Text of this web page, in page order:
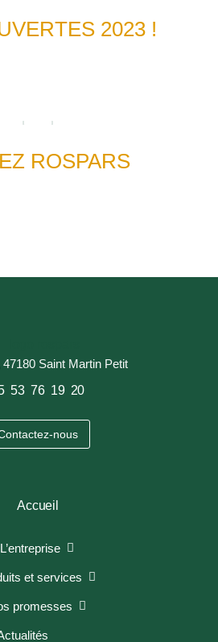
2023 !
ROSPARS
Saint Martin Petit
53 76 19 20
nous
Accueil
L’entreprise
et services
promesses